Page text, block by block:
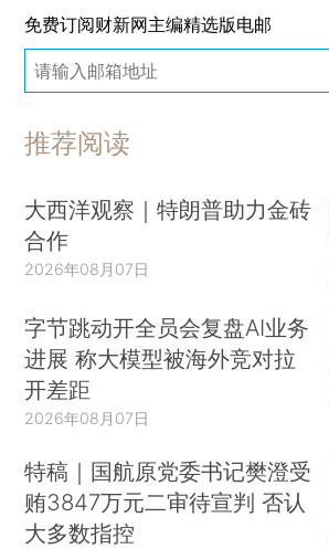
免费订阅财新网主编精选版电邮
推荐阅读
大西洋观察｜特朗普助力金砖
合作
2026年08月07日
字节跳动开全员会复盘AI业务
进展 称大模型被海外竞对拉
开差距
2026年08月07日
特稿｜国航原党委书记樊澄受
贿3847万元二审待宣判 否认
大多数指控